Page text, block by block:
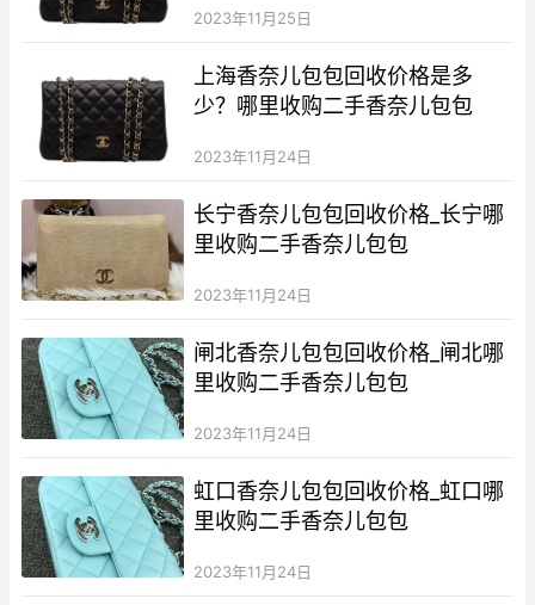
2023年11月25日
上海香奈儿包包回收价格是多
少？哪里收购二手香奈儿包包
2023年11月24日
长宁香奈儿包包回收价格_长宁哪
里收购二手香奈儿包包
2023年11月24日
闸北香奈儿包包回收价格_闸北哪
里收购二手香奈儿包包
2023年11月24日
虹口香奈儿包包回收价格_虹口哪
里收购二手香奈儿包包
2023年11月24日